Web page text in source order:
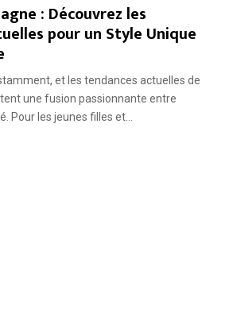
: Découvrez les
pour un Style Unique
et les tendances actuelles de
une fusion passionnante entre
Pour les jeunes filles et...